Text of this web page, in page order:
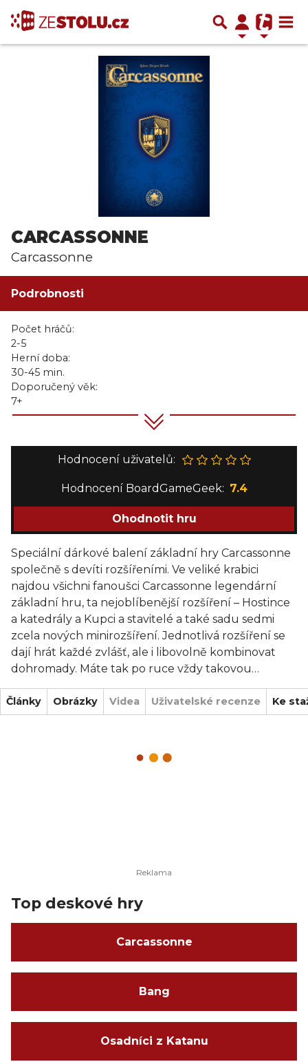
CARCASSONNE
Carcassonne
Podrobnosti
Počet hráčů:
2-5
Herní doba:
30-45 min.
Doporučený věk:
7+
Hodnocení uživatelů:
Hodnocení BoardGameGeek: 7.4
Ohodnotit hru
Speciální dárkové balení základní hry Carcassonne
společně s devíti rozšířeními. Ve veliké krabici
najdou všichni fanoušci Carcassonne legendární
základní hru, ta nejoblíbenější rozšíření – Hostince
a katedrály a Kupci a stavitelé a také sadu sedmi
zcela nových minirozšíření. Jednotlivá rozšíření se
dají hrát každé zvlášť, ale i libovolně kombinovat
dohromady. Máte tak po ruce vždy takovou
kombinaci rozšíření, kterou si nejlépe užijete.
Články Obrázky Videa Uživatelské recenze Ke
Top deskové hry
Carcassonne
Bang
Osadníci z Katanu